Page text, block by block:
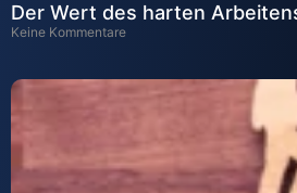
Der Wert des harten
Keine Kommentare